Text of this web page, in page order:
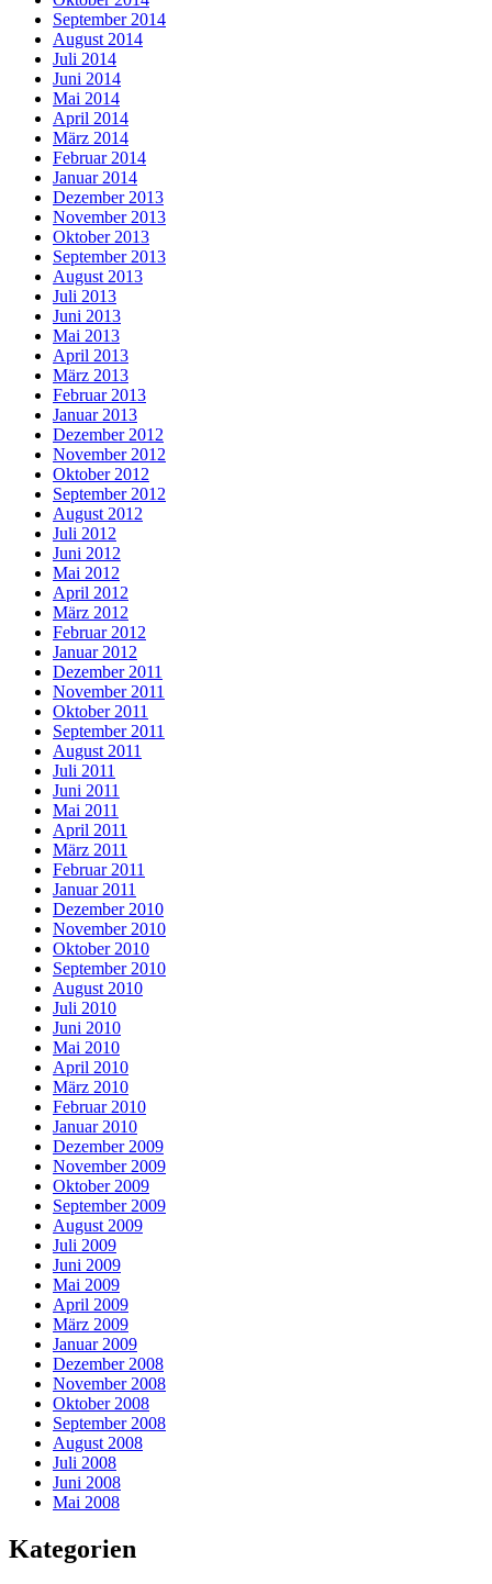
September 2014
August 2014
Juli 2014
Juni 2014
Mai 2014
April 2014
März 2014
Februar 2014
Januar 2014
Dezember 2013
November 2013
Oktober 2013
September 2013
August 2013
Juli 2013
Juni 2013
Mai 2013
April 2013
März 2013
Februar 2013
Januar 2013
Dezember 2012
November 2012
Oktober 2012
September 2012
August 2012
Juli 2012
Juni 2012
Mai 2012
April 2012
März 2012
Februar 2012
Januar 2012
Dezember 2011
November 2011
Oktober 2011
September 2011
August 2011
Juli 2011
Juni 2011
Mai 2011
April 2011
März 2011
Februar 2011
Januar 2011
Dezember 2010
November 2010
Oktober 2010
September 2010
August 2010
Juli 2010
Juni 2010
Mai 2010
April 2010
März 2010
Februar 2010
Januar 2010
Dezember 2009
November 2009
Oktober 2009
September 2009
August 2009
Juli 2009
Juni 2009
Mai 2009
April 2009
März 2009
Januar 2009
Dezember 2008
November 2008
Oktober 2008
September 2008
August 2008
Juli 2008
Juni 2008
Mai 2008
Kategorien